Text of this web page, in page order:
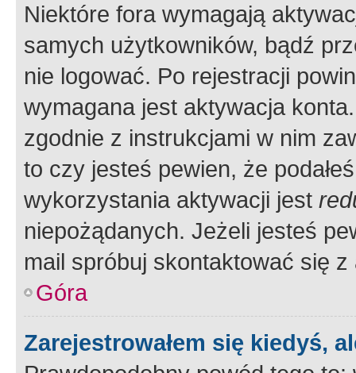
Niektóre fora wymagają
samych użytkowników, bądź
nie logować. Po rejestracji
wymagana jest aktywacja
zgodnie z instrukcjami w nim
to czy jesteś pewien, że
wykorzystania aktywacji jest
niepożądanych. Jeżeli jesteś
mail spróbuj skontaktować się
Góra
Zarejestrowałem się kiedyś,